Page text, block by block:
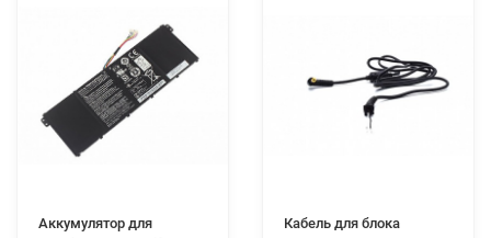
Аккумулятор для
Кабель для блока